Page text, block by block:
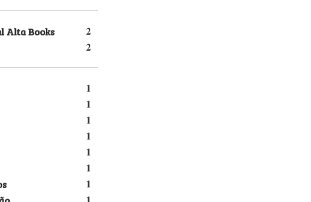
2
Alta Books
2
1
1
1
1
1
1
1